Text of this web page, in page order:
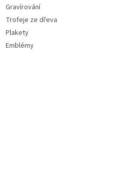
Gravírování
Trofeje ze dřeva
Plakety
Emblémy